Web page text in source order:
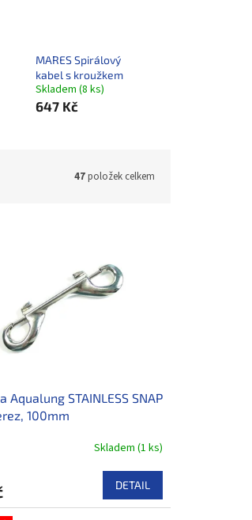
MARES Spirálový
kabel s kroužkem
Skladem (8 ks)
647 Kč
47položek celkem
Aqualung STAINLESS SNAP
100mm
Skladem (1 ks)
DETAIL